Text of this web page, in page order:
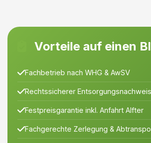
Vorteile auf einen
Fachbetrieb nach WHG & AwSV
Rechtssicherer Entsorgungsnachweis
Festpreisgarantie inkl. Anfahrt Alfter
Fachgerechte Zerlegung &